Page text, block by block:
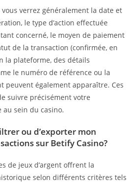
verrez généralement la date et
le type d’action effectuée
concerné, le moyen de paiement
de la transaction (confirmée, en
la plateforme, des détails
le numéro de référence ou la
peuvent également apparaître. Ces
suivre précisément votre
au sein du casino.
ou d’exporter mon
sur Betify Casino?
de jeux d’argent offrent la
selon différents critères tels